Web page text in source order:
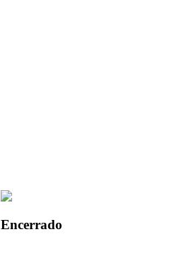
Encerrado